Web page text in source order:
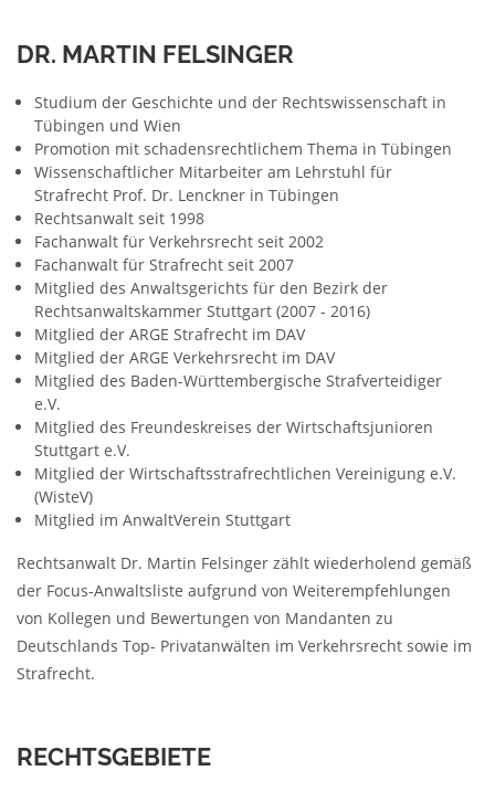
DR. MARTIN FELSINGER
Studium der Geschichte und der Rechtswissenschaft in
Tübingen und Wien
Promotion mit schadensrechtlichem Thema in Tübingen
Wissenschaftlicher Mitarbeiter am Lehrstuhl für
Strafrecht Prof. Dr. Lenckner in Tübingen
Rechtsanwalt seit 1998
Fachanwalt für Verkehrsrecht seit 2002
Fachanwalt für Strafrecht seit 2007
Mitglied des Anwaltsgerichts für den Bezirk der
Rechtsanwaltskammer Stuttgart (2007 - 2016)
Mitglied der ARGE Strafrecht im DAV
Mitglied der ARGE Verkehrsrecht im DAV
Mitglied des Baden-Württembergische Strafverteidiger
e.V.
Mitglied des Freundeskreises der Wirtschaftsjunioren
Stuttgart e.V.
Mitglied der Wirtschaftsstrafrechtlichen Vereinigung e.V.
(WisteV)
Mitglied im AnwaltVerein Stuttgart
Rechtsanwalt Dr. Martin Felsinger zählt wiederholend gemäß
der Focus-Anwaltsliste aufgrund von Weiterempfehlungen
von Kollegen und Bewertungen von Mandanten zu
Deutschlands Top- Privatanwälten im Verkehrsrecht sowie im
Strafrecht.
RECHTSGEBIETE